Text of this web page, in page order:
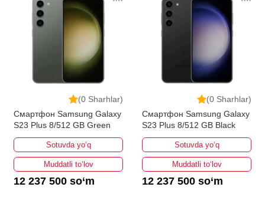
(0 Sharhlar)
Смартфон Samsung Galaxy
S23 Plus 8/512 GB Green
Sotuvda yo‘q
Muddatli to‘lov
12 237 500 so‘m
(0 Sharhlar)
Смартфон Samsung Galaxy
S23 Plus 8/512 GB Black
Sotuvda yo‘q
Muddatli to‘lov
12 237 500 so‘m